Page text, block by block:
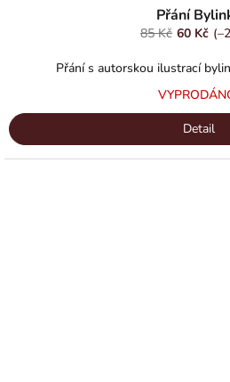
Přání
85 Kč 60 Kč
Přání s autorskou ilustrací
Detail